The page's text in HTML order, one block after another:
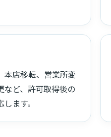
本店移転、営業所変
など、許可取得後の
ます。